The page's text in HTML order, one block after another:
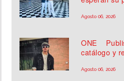
Agosto 06, 2026
ONE
catálogo y
Agosto 06, 2026